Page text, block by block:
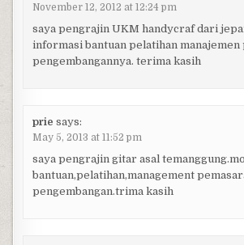
November 12, 2012 at 12:24 pm
saya pengrajin UKM handycraf dari
informasi bantuan pelatihan manajemen
pengembangannya. terima kasih
prie says:
May 5, 2013 at 11:52 pm
saya pengrajin gitar asal
bantuan,pelatihan,management
pengembangan.trima kasih